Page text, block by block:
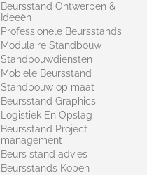
Beursstand Ontwerpen &
Ideeën
Professionele Beursstands
Modulaire Standbouw
Standbouwdiensten
Mobiele Beursstand
Standbouw op maat​
Beursstand Graphics
Logistiek En Opslag
Beursstand Project
management
Beurs stand advies
Beursstands Kopen